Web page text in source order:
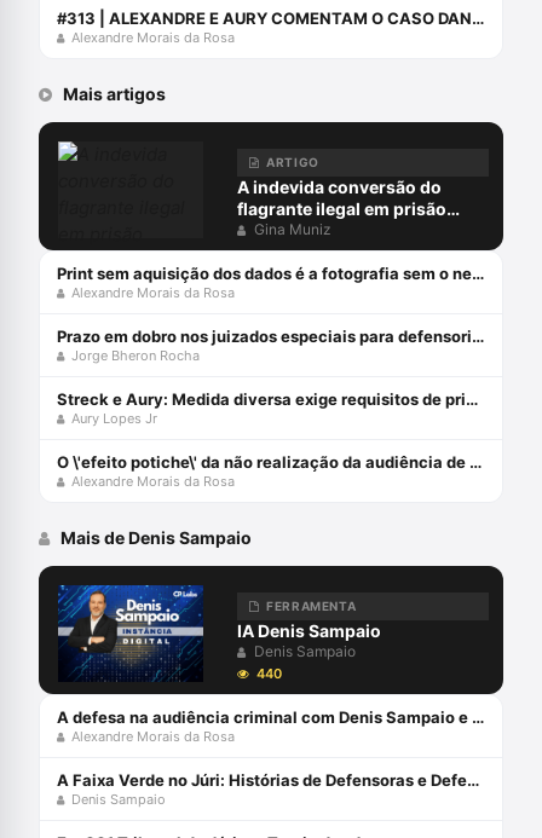
#313 | ALEXANDRE E AURY COMENTAM O CASO DANIEL ALVES
Alexandre Morais da Rosa
Mais artigos
ARTIGO
A indevida conversão do
flagrante ilegal em prisão
preventiva
Gina Muniz
Print sem aquisição dos dados é a fotografia sem o negativo
Alexandre Morais da Rosa
Prazo em dobro nos juizados especiais para defensorias públicas
Jorge Bheron Rocha
Streck e Aury: Medida diversa exige requisitos de prisão!
Aury Lopes Jr
O \'efeito potiche\' da não realização da audiência de custódia
Alexandre Morais da Rosa
Mais de Denis Sampaio
FERRAMENTA
IA Denis Sampaio
Denis Sampaio
440
A defesa na audiência criminal com Denis Sampaio e Alexandre Morais da Rosa
Alexandre Morais da Rosa
A Faixa Verde no Júri: Histórias de Defensoras e Defensores Públicos (Volume 5) Capa comum 13 março 2024
Denis Sampaio